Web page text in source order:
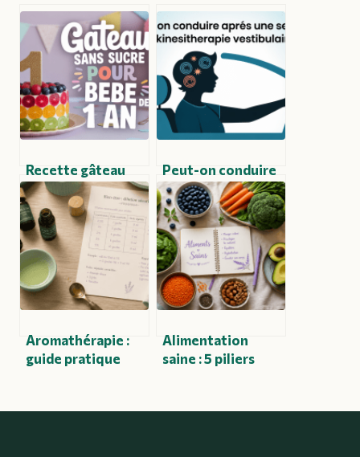
Recette gâteau
bébé 1 an sans
sucre : inspirations
et astuces pour un
anniversaire tout
en douceur
Peut-on conduire
après une séance
de kiné
vestibulaire ?
Conseils et
précautions à
connaître
Aromathérapie :
guide pratique
sans risque et avec
Alimentation
saine : 5 piliers
énergie et